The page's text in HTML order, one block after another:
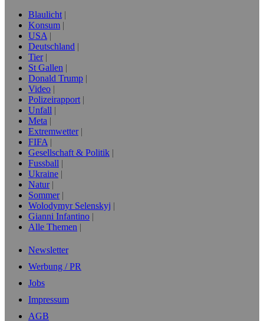
Blaulicht
Konsum
USA
Deutschland
Tier
St Gallen
Donald Trump
Video
Polizeirapport
Unfall
Meta
Extremwetter
FIFA
Gesellschaft & Politik
Fussball
Ukraine
Natur
Sommer
Wolodymyr Selenskyj
Gianni Infantino
Alle Themen
Newsletter
Werbung / PR
Jobs
Impressum
AGB